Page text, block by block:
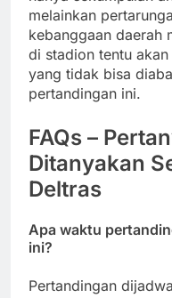
melainkan
kebanggaan daerah
di stadion tentu
yang tidak bisa
pertandingan ini.
FAQs –
Ditanyakan
Deltras
Apa waktu
ini?
Pertandingan